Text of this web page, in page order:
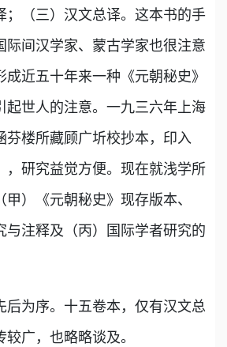
；（三）汉文总译。这本书的手
际间汉学家、蒙古学家也很注意
近五十年来一种《元朝秘史》
起世人的注意。一九三六年上海
芬楼所藏顾广圻校抄本，印入
，研究益觉方便。现在就浅学所
）《元朝秘史》现存版本、
与注释及（丙）国际学者研究的
为序。十五卷本，仅有汉文总
广，也略略谈及。